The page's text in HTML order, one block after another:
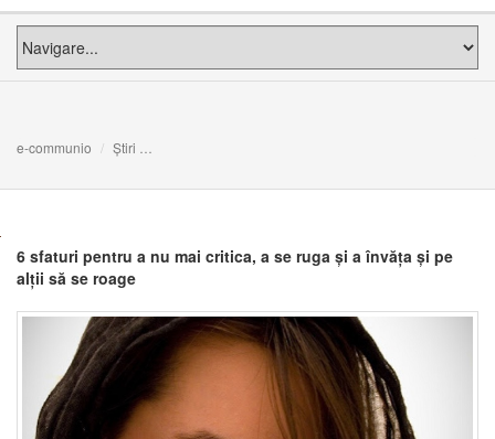
e-communio Știri
6 sfaturi pentru a nu mai critica, a se ruga și a învăța și pe
alții să se roage